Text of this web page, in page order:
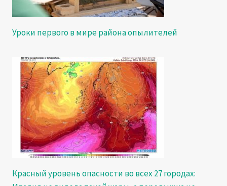
Уроки первого в мире района опылителей
Красный уровень опасности во всех 27 городах: